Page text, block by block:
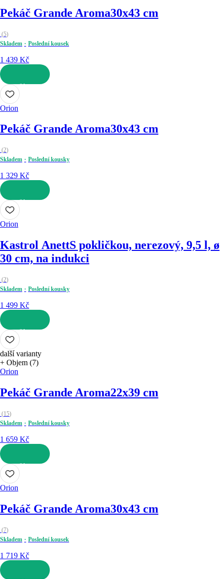
Pekáč Grande Aroma30x43 cm
(5)
Skladem
Poslední kousek
1 439 Kč
DO KOŠÍKU
Orion
Pekáč Grande Aroma30x43 cm
(2)
Skladem
Poslední kousky
1 329 Kč
DO KOŠÍKU
Orion
Kastrol AnettS pokličkou, nerezový, 9,5 l, ø
30 cm, na indukci
(2)
Skladem
Poslední kousky
1 499 Kč
DO KOŠÍKU
další varianty
+ Objem (7)
Orion
Pekáč Grande Aroma22x39 cm
(15)
Skladem
Poslední kousky
1 659 Kč
DO KOŠÍKU
Orion
Pekáč Grande Aroma30x43 cm
(7)
Skladem
Poslední kousek
1 719 Kč